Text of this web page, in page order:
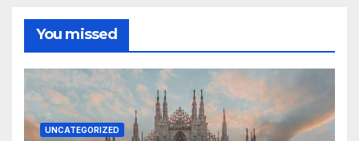
You missed
UNCATEGORIZED